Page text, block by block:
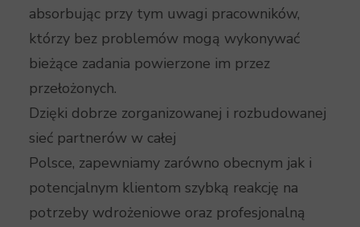
absorbując przy tym uwagi pracowników,
którzy bez problemów mogą wykonywać
bieżące zadania powierzone im przez
przełożonych.
Dzięki dobrze zorganizowanej i rozbudowanej
sieć partnerów w całej
Polsce, zapewniamy zarówno obecnym jak i
potencjalnym klientom szybką reakcję na
potrzeby wdrożeniowe oraz profesjonalną